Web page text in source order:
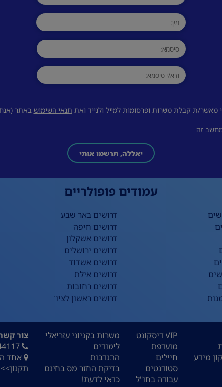
מאשר/ת קבלת משרות ופרסומות למייל ולנייד ואת תנאי השימוש באתר
זה
יאללה, תרשמו אותי
עמודים פופולריים
דרושים באר שבע
דרושים חיפה
דרושים אשקלון
דרושים ירושלים
דרושים אשדוד
דרושים אילת
דרושים רחובות
דרושים ראשון לציון
מידע
VIP דיסקונט
מועדפת
חיילים
סטודנטים
עבודה בחו"ל
משרות בקניוני עזריאלי
לימודים
התנדבות
בדיקת החזר מס בחינם
כדאי לדעת!
צור
אחד העם 9,
תקנון>>